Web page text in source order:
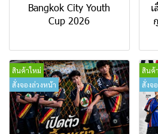
Bangkok City Youth
Cup 2026
สินค้าใหม่
สั่งจองล่วงหน้า
สินค้
สั่งจ